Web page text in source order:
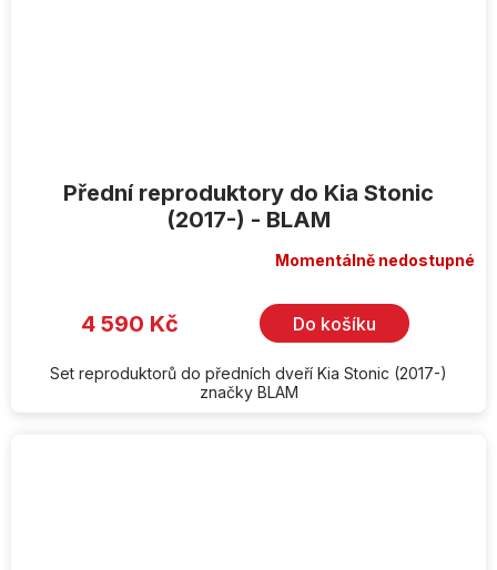
Přední reproduktory do Kia Stonic
(2017-) - BLAM
Momentálně nedostupné
4 590 Kč Do košíku
Set reproduktorů do předních dveří Kia Stonic (2017-)
značky BLAM